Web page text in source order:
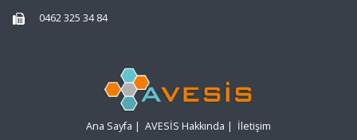
0462 325 34 84
Ana Sayfa | AVESİS Hakkında | İletişim